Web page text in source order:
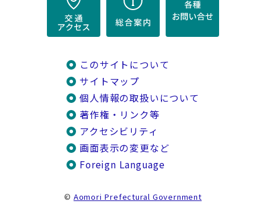
このサイトについて
サイトマップ
個人情報の取扱いについて
著作権・リンク等
アクセシビリティ
画面表示の変更など
Foreign Language
© Aomori Prefectural Government